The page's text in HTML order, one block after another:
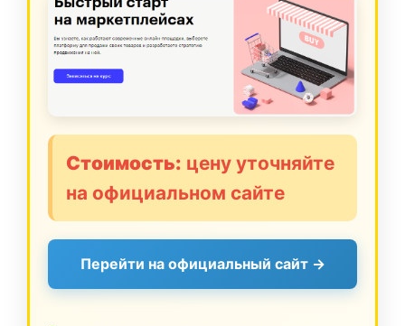
Стоимость: цену уточняйте
на официальном сайте
Перейти на официальный сайт →